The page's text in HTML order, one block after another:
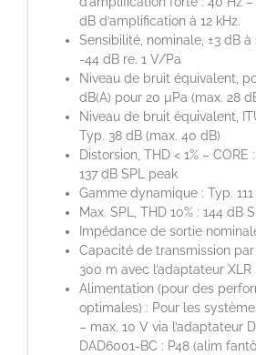
dB d’amplification à 12 kHz.
Sensibilité, nominale, ±3 dB à
-44 dB re. 1 V/Pa
Niveau de bruit équivalent,
dB(A) pour 20 µPa (max. 28
Niveau de bruit équivalent,
Typ. 38 dB (max. 40 dB)
Distorsion, THD < 1% – CORE
137 dB SPL peak
Gamme dynamique : Typ. 111
Max. SPL, THD 10% : 144 dB
Impédance de sortie
Capacité de transmission par
300 m avec l’adaptateur XLR
Alimentation (pour des
optimales) : Pour les
– max. 10 V via l’adaptateur
DAD6001-BC : P48 (alim